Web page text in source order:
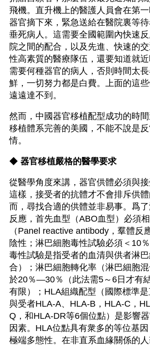
飛機。直升機上的醫護人員會在第
器官摘下來，緊急送給在醫院裏等
垂死病人。這需要全國範圍內快速
院之間的配合，以及先進、快速的
性高素質的醫療隊伍，還要知道就
需要何種器官的病人，否則時間太
鮮，一切努力都是白費。上面的這
遠遠達不到。
然而，中國器官移植配型成功的時
移植體系完善的美國，不能不說是
情。
◆ 器官移植嚴格的醫學要求
從醫學角度來講，器官供體必須與接
這樣，接受者的抗體才不會排斥供
而，尋找合適的供體並非易事。爲
反應，首先血型（ABO血型）必須
（Panel reactive antibody，羣體反
陰性；淋巴細胞毒性試驗必須＜10
毒性試驗是指受者的血清與供者淋
合）；淋巴細胞轉化率（淋巴細胞
於20％—30％（此法需5～6日才有
有限）；HLA組織配型（國際標準
與受者HLA-A、HLA-B，HLA-C，
Q，和HLA-DR等6個位點）是影響
因素。HLA位點具有衆多的等位基
極端多態性。在非直系血緣關係的